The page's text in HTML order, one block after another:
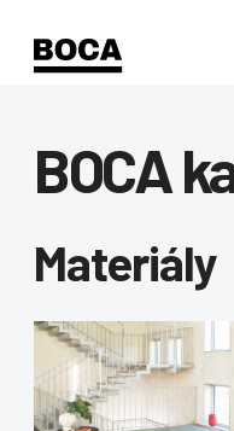
BOCA
Materiály